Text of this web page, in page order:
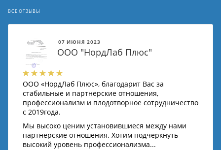
ВСЕ ОТЗЫВЫ
07 ИЮНЯ 2023
ООО "НордЛаб Плюс"
ООО «НордЛаб Плюс», благодарит Вас за
стабильные и партнерские отношения,
профессионализм и плодотворное сотрудничество
с 2019года.
Мы высоко ценим установившиеся между нами
партнерские отношения. Хотим подчеркнуть
высокий уровень профессионализма...